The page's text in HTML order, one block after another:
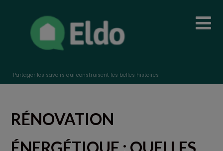
Partager les savoirs qui construisent les belles histoires
RÉNOVATION
ÉNERGÉTIQUE : QUELLES